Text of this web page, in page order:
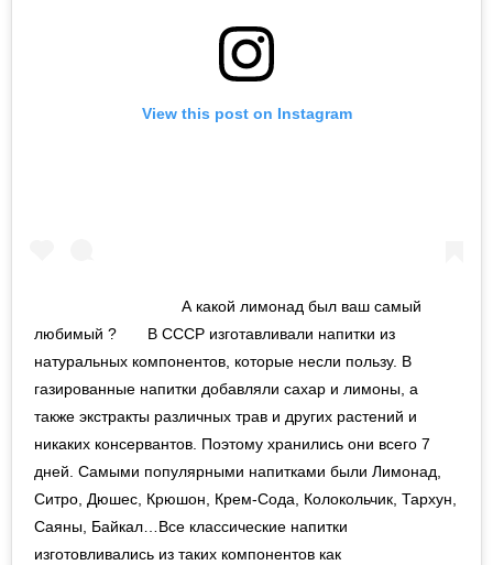
View this post on Instagram
⠀⠀⠀⠀⠀⠀⠀⠀⠀⠀⠀⠀⠀ А какой лимонад был ваш самый
любимый ? ⠀ ⠀В СССР изготавливали напитки из
натуральных компонентов, которые несли пользу. В
газированные напитки добавляли сахар и лимоны, а
также экстракты различных трав и других растений и
никаких консервантов. Поэтому хранились они всего 7
дней. Самыми популярными напитками были Лимонад,
Ситро, Дюшес, Крюшон, Крем-Сода, Колокольчик, Тархун,
Саяны, Байкал…Все классические напитки
изготовливались из таких компонентов как